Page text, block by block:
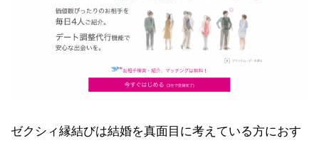
ゼクシィ縁結びは結婚を真面目に考えている方におす